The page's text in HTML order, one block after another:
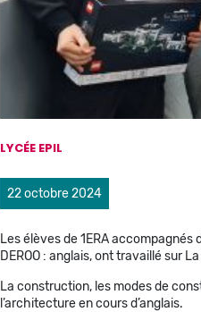
LYCÉE EPIL
22 octobre 2024
Les élèves de 1ERA accompagnés
DEROO : anglais, ont travaillé sur
La construction, les modes de
l’architecture en cours d’anglais.